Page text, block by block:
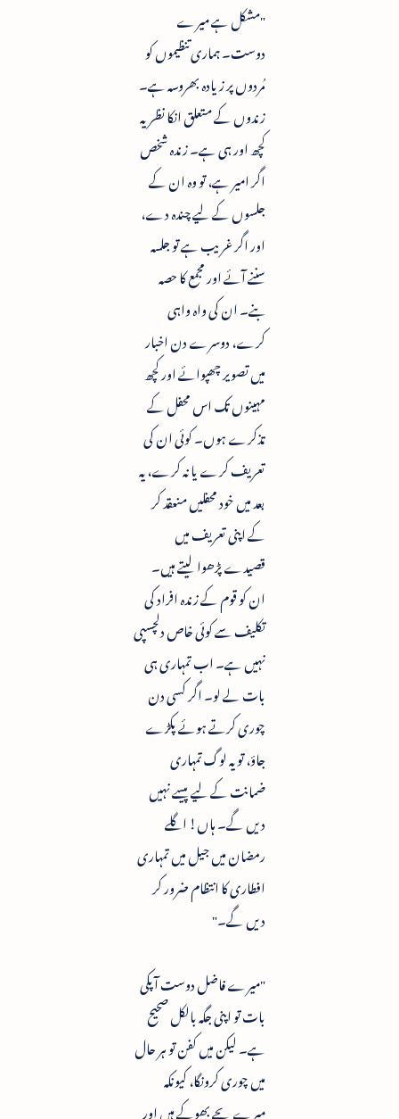
"مشکل ہے میرے
دوست۔ ہماری تنظیموں کو
مُردوں پر زیادہ بھروسہ ہے۔
زندوں کے متعلق انکا نظریہ
کچھ اور ہی ہے۔ زندہ شخص
اگر امیر ہے، تو وہ ان کے
جلسوں کے لیے چندہ دے،
اور اگر غریب ہے تو جلسہ
سننے آئے اور مجمع کا حصہ
بنے۔ ان کی واہ واہی
کرے، دوسرے دن اخبار
میں تصویر چھپوائے اور کچھ
مہینوں تک اس محفل کے
تذکرے ہوں۔ کوئی ان کی
تعریف کرے یا نہ کرے، یہ
بعد میں خود محفلیں منعقد کر
کے اپنی تعریف میں
قصیدے پڑھوا لیتے ہیں۔
ان کو قوم کے زندہ افراد کی
تکلیف سے کوئی خاص دلچسپی
نہیں ہے۔ اب تمہاری ہی
بات لے لو۔ اگر کسی دن
چوری کرتے ہوئے پکڑے
جاؤ، تو یہ لوگ تمہاری
ضمانت کے لیے پیسے نہیں
دیں گے۔ ہاں! اگلے
رمضان میں جیل میں تمہاری
افطاری کا انتظام ضرور کر
دیں گے۔"
"میرے فاضل دوست آپکی
بات تو اپنی جگہ بالکل صحیح
ہے۔ لیکن میں کفن تو ہر حال
میں چوری کرونگا، کیونکہ
میرے بچے بھوکے ہیں اور